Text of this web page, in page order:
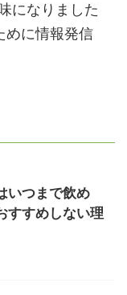
になりました
めに情報発信
いつまで飲め
すすめしない理